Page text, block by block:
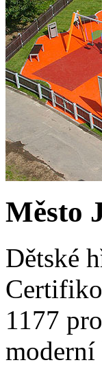
Město
Dětské
1177